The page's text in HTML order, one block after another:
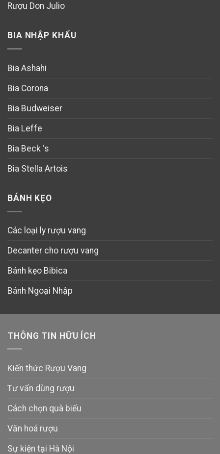
Rượu Don Julio
BIA NHẬP KHẨU
Bia Ashahi
Bia Corona
Bia Budweiser
Bia Leffe
Bia Beck ‘s
Bia Stella Artois
BÁNH KẸO
Các loại ly rượu vang
Decanter cho rượu vang
Bánh kẹo Bibica
Bánh Ngoại Nhập
THÔNG TIN HỮU ÍCH
Kiến thức Rượu Vang
Tư vấn dùng rượu
Cách chọn quà biếu
Văn hoá rượu
Sự kiện tại Hà Nội